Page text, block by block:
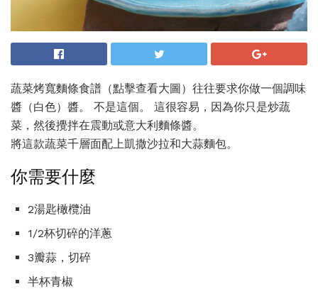
蔬菜烤寬麵條食譜（點擊查看大圖）往往要求你做一個調味
醬（白色）醬。 不是這個。 這很容易，因為你只是炒蔬
菜，然後攪拌在震動或意大利麵條醬。
將這款蔬菜千層面配上凱撒沙拉和大蒜麵包。
你需要什麼
2湯匙橄欖油
1/2杯切碎的洋蔥
3瓣蒜，切碎
半杯青椒